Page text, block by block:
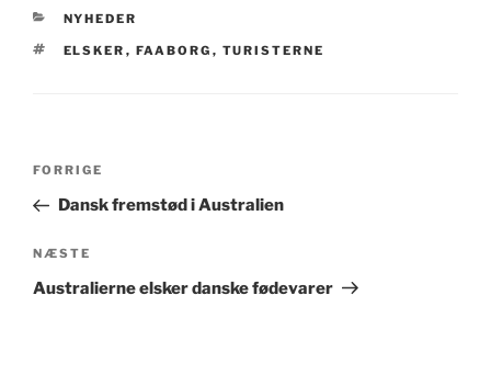
KATEGORIER
NYHEDER
TAGS
ELSKER , FAABORG , TURISTERNE
Indlægsnavigation
Forrige
indlæg
FORRIGE
Dansk fremstød i Australien
Næste
indlæg
NÆSTE
Australierne elsker danske fødevarer